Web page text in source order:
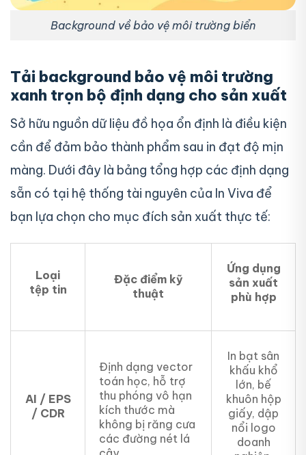
Background về bảo vệ môi trường biển
Tải background bảo vệ môi trường
xanh trọn bộ định dạng cho sản xuất
Sở hữu nguồn dữ liệu đồ họa ổn định là điều kiện
cần để đảm bảo thành phẩm sau in đạt độ mịn
màng. Dưới đây là bảng tổng hợp các định dạng
sẵn có tại hệ thống tài nguyên của In Viva để
bạn lựa chọn cho mục đích sản xuất thực tế:
Loại
tệp tin
Đặc điểm kỹ
thuật
Ứng dụng
sản xuất
phù hợp
AI / EPS
/ CDR
Định dạng vector
toán học, hỗ trợ
thu phóng vô hạn
kích thước mà
không bị răng cưa
các đường nét lá
In bạt sân
khấu khổ
lớn, bế
khuôn hộp
giấy, dập
nổi logo
doanh